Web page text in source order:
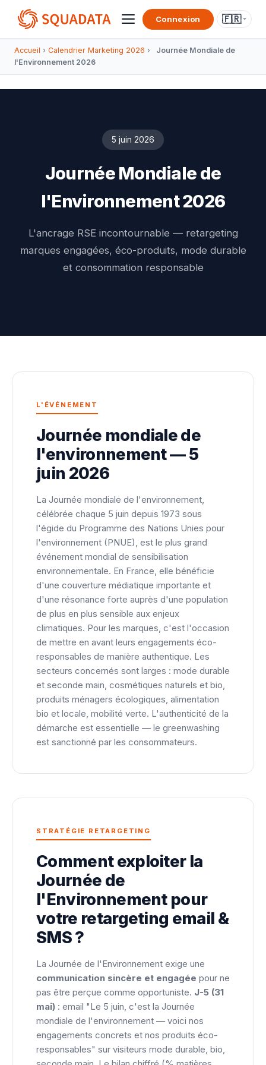
Connexion 🇫🇷
Accueil › Calendrier Marketing 2026 ›
Journée Mondiale de
l'Environnement 2026
5 juin 2026
Journée Mondiale de
l'Environnement 2026
L'ancrage RSE incontournable — retargeting
marques engagées, éco-produits, mode durable
et consommation responsable
L'ÉVÉNEMENT
Journée mondiale de
l'environnement — 5
juin 2026
La Journée mondiale de l'environnement,
célébrée chaque 5 juin depuis 1973 sous
l'égide du Programme des Nations Unies pour
l'environnement (PNUE), est le plus grand
événement mondial de sensibilisation
environnementale. En France, elle bénéficie
d'une couverture médiatique importante et
d'une résonance forte auprès d'une population
de plus en plus sensible aux enjeux
climatiques. Pour les marques, c'est l'occasion
de mettre en avant leurs engagements éco-
responsables de manière authentique. Les
secteurs concernés sont larges : mode durable
et seconde main, cosmétiques naturels et bio,
produits ménagers écologiques, alimentation
bio et locale, mobilité verte. L'authenticité de la
démarche est essentielle — le greenwashing
est sanctionné par les consommateurs.
STRATÉGIE RETARGETING
Comment exploiter la
Journée de
l'Environnement pour
votre retargeting email &
SMS ?
La Journée de l'Environnement exige une
communication sincère et engagée pour ne
pas être perçue comme opportuniste. J-5 (31
mai) : email "Le 5 juin, c'est la Journée
mondiale de l'environnement — voici nos
engagements concrets et nos produits éco-
responsables" sur visiteurs mode durable, bio,